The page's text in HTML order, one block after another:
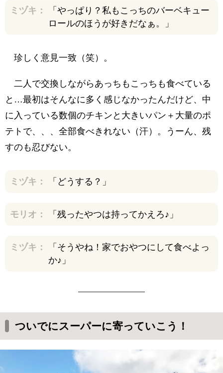
ミヅキ：
「やっぱり？私もこっちのバーベキュー
ロールのほうが好きだなぁ。」
珍しく意見一致（笑）。
二人で交換しながらあっちもこっちも食べている
と…最初はそんなに多く感じなかったんだけど、中
に入っている数個のチキンと大きいパン＋大量のポ
テトで、、、全部食べきれない（汗）。うーん、残
すのも忍びない。
ミヅキ： 「どうする？」
モリオ： 「残ったやつは持ってかえろ♪」
ミヅキ：
「そうやね！家でおやつにして食べよっ
か♪」
ついでにスーパーに寄っていこう！